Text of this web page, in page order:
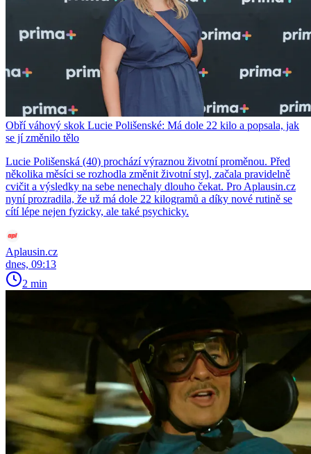
Obří váhový skok Lucie Polišenské: Má dole 22 kilo a popsala, jak
se jí změnilo tělo
Lucie Polišenská (40) prochází výraznou životní proměnou. Před
několika měsíci se rozhodla změnit životní styl, začala pravidelně
cvičit a výsledky na sebe nenechaly dlouho čekat. Pro Aplausin.cz
nyní prozradila, že už má dole 22 kilogramů a díky nové rutině se
cítí lépe nejen fyzicky, ale také psychicky.
Aplausin.cz
dnes, 09:13
2 min